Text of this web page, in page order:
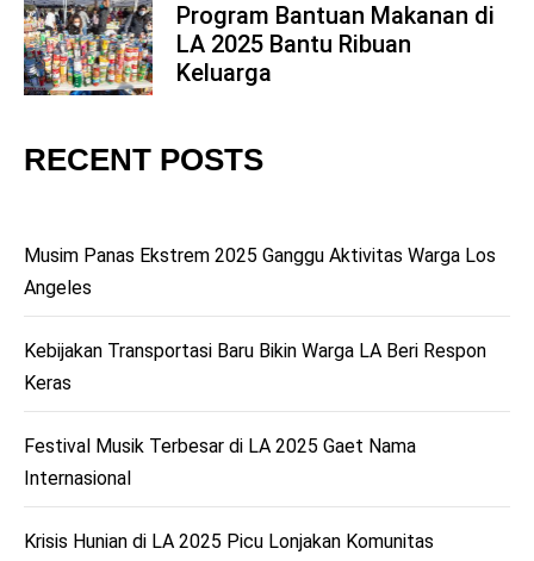
5
Program Bantuan Makanan di
LA 2025 Bantu Ribuan
Keluarga
RECENT POSTS
Musim Panas Ekstrem 2025 Ganggu Aktivitas Warga Los
Angeles
Kebijakan Transportasi Baru Bikin Warga LA Beri Respon
Keras
Festival Musik Terbesar di LA 2025 Gaet Nama
Internasional
Krisis Hunian di LA 2025 Picu Lonjakan Komunitas